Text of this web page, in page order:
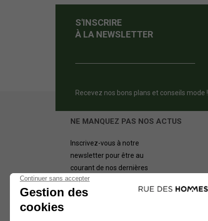
S'INSCRIRE
À LA NEWSLETTER
Recevez nos bons plans et conseils mode !
NE MANQUEZ PAS NOS ACTUS
Inscrivez-vous à notre
newsletter pour être au
courant de nos dernières
offres.